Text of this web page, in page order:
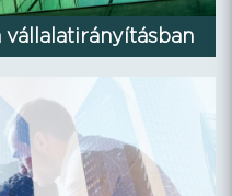
vállalatirányításban